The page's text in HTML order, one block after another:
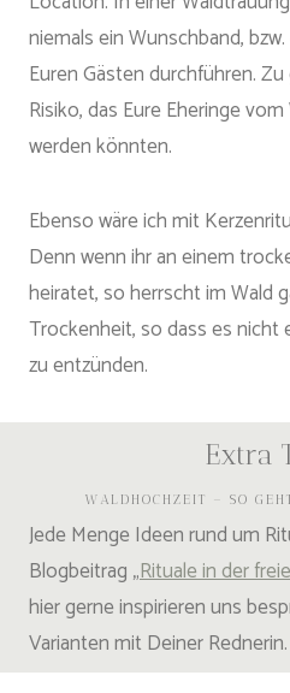
niemals ein Wunschband,
Euren Gästen durchführen.
Risiko, das Eure Eheringe
werden könnten.
Ebenso wäre ich mit
Denn wenn ihr an einem
heiratet, so herrscht im Wald
Trockenheit, so dass es nicht
zu entzünden.
Extra
WALDHOCHZEIT – SO
Jede Menge Ideen rund um
Blogbeitrag „Rituale in der
hier gerne inspirieren uns
Varianten mit Deiner Rednerin.